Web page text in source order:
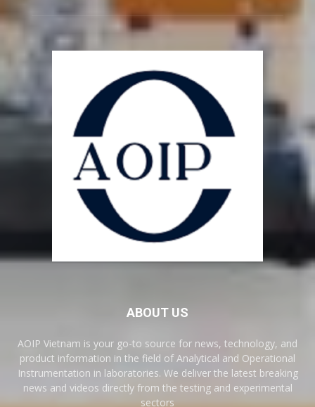
ABOUT US
AOIP Vietnam is your go-to source for news, technology, and
product information in the field of Analytical and Operational
Instrumentation in laboratories. We deliver the latest breaking
news and videos directly from the testing and experimental
sectors